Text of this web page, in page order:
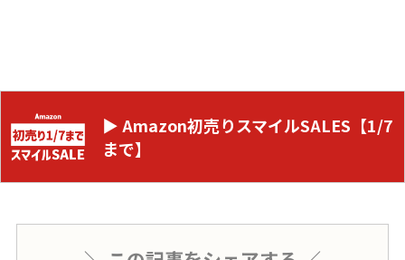
▶ Amazon初売りスマイルSALES【1/7
まで】